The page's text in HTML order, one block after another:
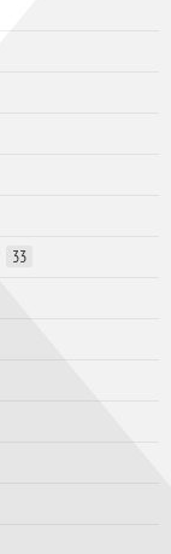
33